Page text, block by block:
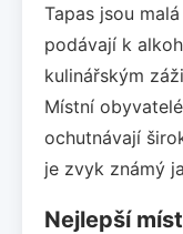
Tapas jsou
podávají k
kulinářským
Místní
ochutnávají
je zvyk známý
Nejlepší